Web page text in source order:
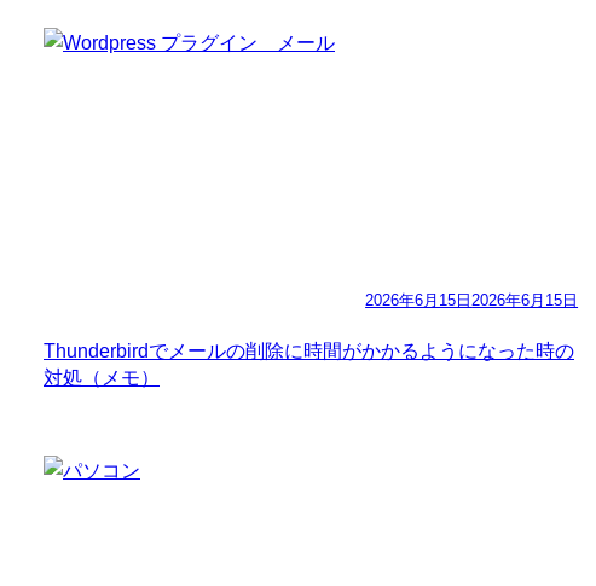
2026年6月15日 2026年6月15日
Thunderbirdでメールの削除に時間がかかるようになった時の
対処（メモ）